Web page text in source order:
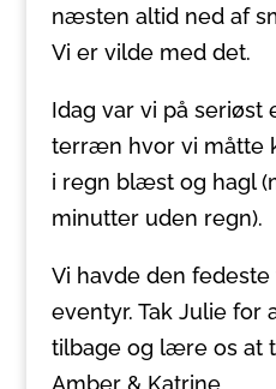
næsten altid ned af
Vi er vilde med det.
Idag var vi på seriøst
terræn hvor vi måtte
i regn blæst og hagl
minutter uden regn).
Vi havde den
eventyr. Tak Julie
tilbage og lære os at
Amber & Katrine